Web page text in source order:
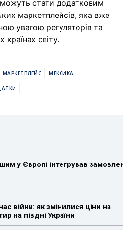
стати додатковим
маркетплейсів, яка вже
увагою регуляторів та
країнах світу.
МАРКЕТПЛЕЙС МЕКСИКА
у Європі інтегрував
війни: як змінилися ціни на
на півдні України